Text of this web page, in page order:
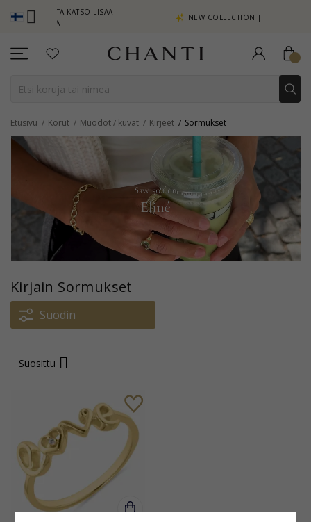
KATSO LISÄÄ -
TÄSTÄ
NEW COLLECTION | AURA
Etusivu Korut Muodot / kuvat Kirjeet Sormukset
Kirjain Sormukset
Suodin
Suosittu